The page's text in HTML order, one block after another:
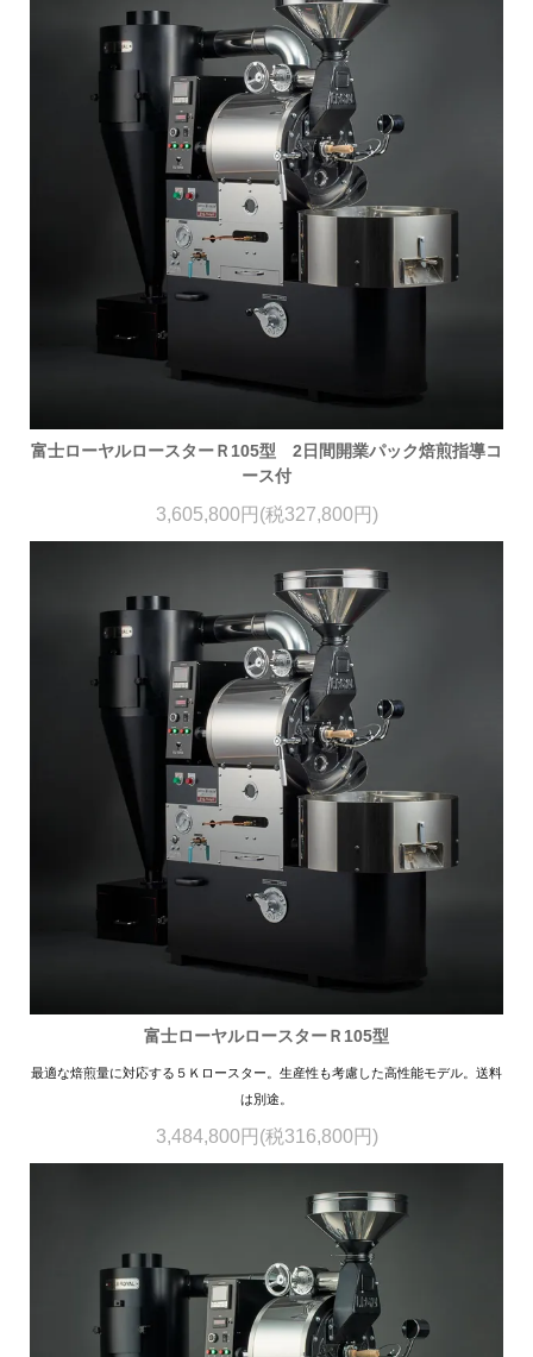
富士ローヤルロースターＲ105型 2日間開業パック焙煎指導コ
ース付
3,605,800円(税327,800円)
富士ローヤルロースターＲ105型
最適な焙煎量に対応する５Ｋロースター。生産性も考慮した高性能モデル。送料
は別途。
3,484,800円(税316,800円)